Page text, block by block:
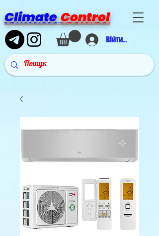
Climate Control
Війти в аккаунт